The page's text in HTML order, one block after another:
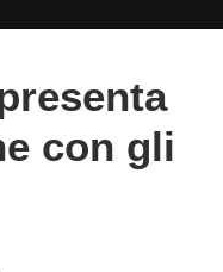
con gli